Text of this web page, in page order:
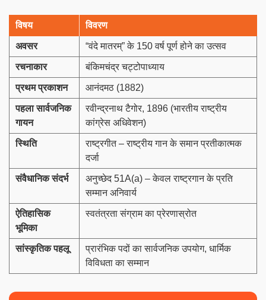
विषय विवरण
अवसर “वंदे मातरम्” के 150 वर्ष पूर्ण होने का उत्सव
रचनाकार बंकिमचंद्र चट्टोपाध्याय
प्रथम प्रकाशन आनंदमठ (1882)
पहला सार्वजनिक
गायन
रवीन्द्रनाथ टैगोर, 1896 (भारतीय राष्ट्रीय
कांग्रेस अधिवेशन)
स्थिति
राष्ट्रगीत – राष्ट्रीय गान के समान प्रतीकात्मक
दर्जा
संवैधानिक संदर्भ
अनुच्छेद 51A(a) – केवल राष्ट्रगान के प्रति
सम्मान अनिवार्य
ऐतिहासिक
भूमिका
स्वतंत्रता संग्राम का प्रेरणास्रोत
सांस्कृतिक पहलू
प्रारंभिक पदों का सार्वजनिक उपयोग, धार्मिक
विविधता का सम्मान